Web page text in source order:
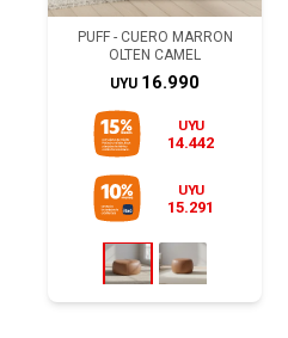
PUFF - CUERO MARRON
OLTEN CAMEL
UYU 16.990
UYU
14.442
UYU
15.291